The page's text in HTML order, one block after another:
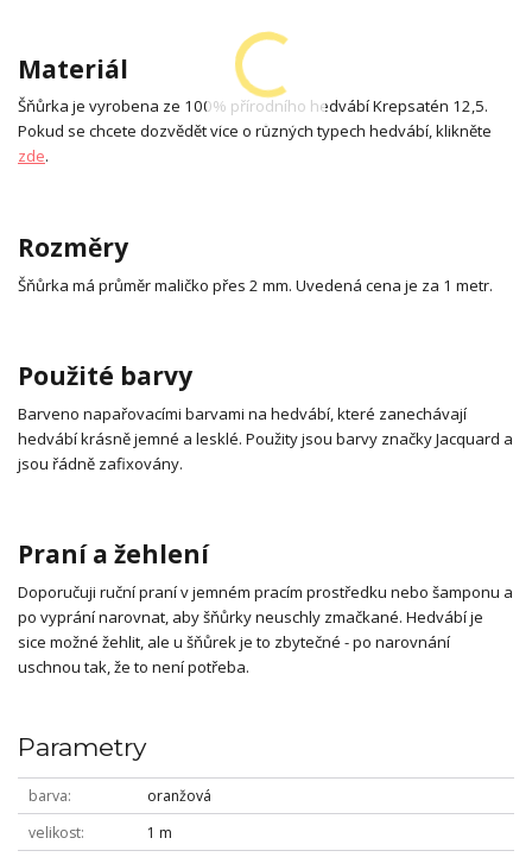
Materiál
Šňůrka je vyrobena ze 100% přírodního hedvábí Krepsatén 12,5.
Pokud se chcete dozvědět více o různých typech hedvábí, klikněte
zde.
Rozměry
Šňůrka má průměr maličko přes 2 mm. Uvedená cena je za 1 metr.
Použité barvy
Barveno napařovacími barvami na hedvábí, které zanechávají
hedvábí krásně jemné a lesklé. Použity jsou barvy značky Jacquard a
jsou řádně zafixovány.
Praní a žehlení
Doporučuji ruční praní v jemném pracím prostředku nebo šamponu a
po vyprání narovnat, aby šňůrky neuschly zmačkané. Hedvábí je
sice možné žehlit, ale u šňůrek je to zbytečné - po narovnání
uschnou tak, že to není potřeba.
Parametry
barva
oranžová
velikost
1 m